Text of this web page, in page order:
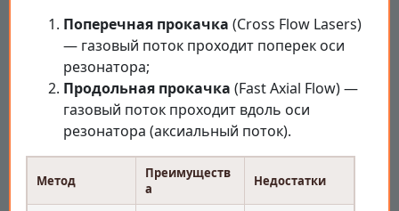
Поперечная прокачка (Cross Flow Lasers)
— газовый поток проходит поперек оси
резонатора;
Продольная прокачка (Fast Axial Flow) —
газовый поток проходит вдоль оси
резонатора (аксиальный поток).
Метод
Преимуществ
а
Недостатки